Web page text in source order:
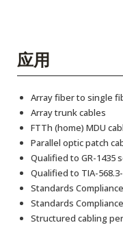
应用
Array fiber to single
Array trunk cables
FTTh (home) MDU
Parallel optic patch
Qualified to GR-1435
Qualified to TIA-
Standards
Standards
Structured cabling